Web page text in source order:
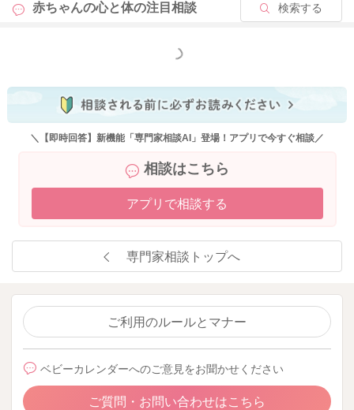
赤ちゃんの心と体の注目相談 検索する
もっと見る
＼【即時回答】新機能「専門家相談AI」登場！アプリで今すぐ相談／
相談はこちら
アプリで相談する
専門家相談トップへ
ご利用のルールとマナー
ベビーカレンダーへのご意見をお聞かせください
ご質問・お問い合わせはこちら